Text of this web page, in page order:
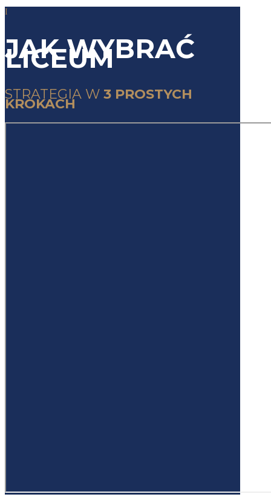
I
JAK WYBRAĆ
LICEUM
STRATEGIA W 3 PROSTYCH
KROKACH